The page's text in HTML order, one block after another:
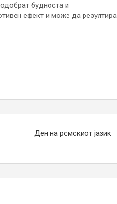
будноста и
ефект и може да резултира
Ден на ромскиот јазик